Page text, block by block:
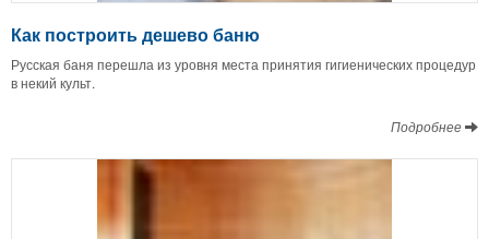
Как построить дешево баню
Русская баня перешла из уровня места принятия гигиенических процедур
в некий культ.
Подробнее